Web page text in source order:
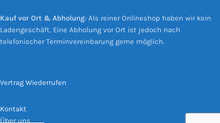
Kauf vor Ort & Abholung: Als reiner Onlineshop haben wir kein
Ladengeschäft. Eine Abholung vor Ort ist jedoch nach
telefonischer Terminvereinbarung gerne möglich.
Vertrag Wiederrufen
Kontakt
Über uns